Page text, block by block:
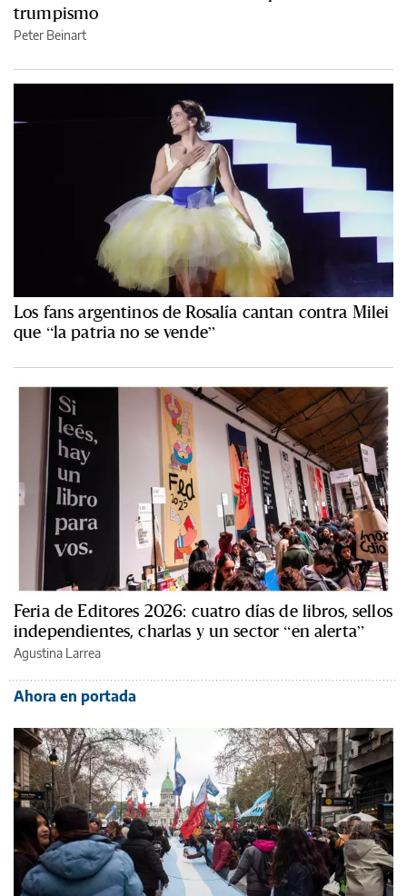
trumpismo
Peter Beinart
Los fans argentinos de Rosalía cantan contra Milei
que “la patria no se vende”
Feria de Editores 2026: cuatro días de libros, sellos
independientes, charlas y un sector “en alerta”
Agustina Larrea
Ahora en portada